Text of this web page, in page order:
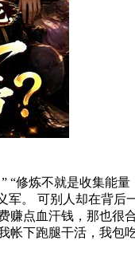
“修炼不就是收集能
军。 可别人却在背
赚点血汗钱，那也很
帐下跑腿干活，我包